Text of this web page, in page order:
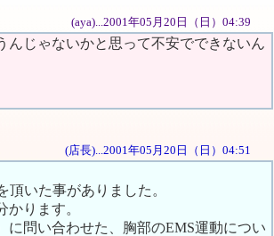
(aya)...2001年05月20日（日）04:39
んじゃないかと思って不安でできないん
(店長)...2001年05月20日（日）04:51
いた事がありました。
ります。
に問い合わせた、胸部のEMS運動につい